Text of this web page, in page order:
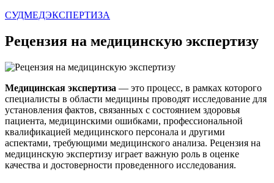
СУДМЕДЭКСПЕРТИЗА
Рецензия на медицинскую экспертизу
Медицинская экспертиза — это процесс, в рамках которого
специалисты в области медицины проводят исследование для
установления фактов, связанных с состоянием здоровья
пациента, медицинскими ошибками, профессиональной
квалификацией медицинского персонала и другими
аспектами, требующими медицинского анализа. Рецензия на
медицинскую экспертизу играет важную роль в оценке
качества и достоверности проведенного исследования.